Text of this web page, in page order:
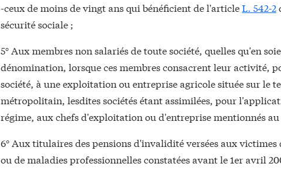
-ceux de moins de vingt ans qui bénéficient de l'articleL. 542-2
sécurité sociale ;
5° Aux membres non salariés de toute société, quelles qu'en
dénomination, lorsque ces membres consacrent leur activité,
société, à une exploitation ou entreprise agricole située sur le
métropolitain, lesdites sociétés étant assimilées, pour
régime, aux chefs d'exploitation ou d'entreprise mentionnés au
6° Aux titulaires des pensions d'invalidité versées aux victimes
ou de maladies professionnelles constatées avant le 1er avril